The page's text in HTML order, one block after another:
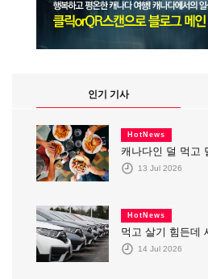
인기 기사
HotNews
캐나다인 덜 먹고
13 Jul 2026
HotNews
먹고 살기 힘든데
14 Jul 2026